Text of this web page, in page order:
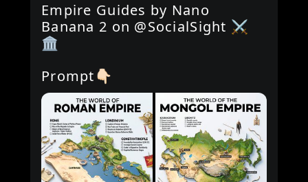
Empire Guides by Nano
Banana 2 on @SocialSight ⚔️
🏛️
Prompt👇🏻